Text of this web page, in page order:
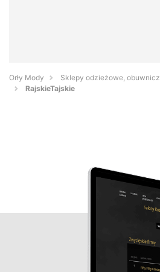
Orły Mody
Sklepy odzieżowe,
RajskieTajskie